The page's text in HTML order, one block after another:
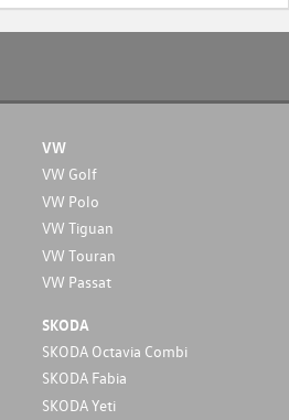
VW
VW Golf
VW Polo
VW Tiguan
VW Touran
VW Passat
SKODA
SKODA Octavia Combi
SKODA Fabia
SKODA Yeti